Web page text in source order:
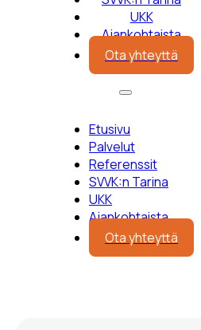
UKK
Ajankohtaista
Ota yhteyttä
Etusivu
Palvelut
Referenssit
SVVK:n Tarina
UKK
Ajankohtaista
Ota yhteyttä